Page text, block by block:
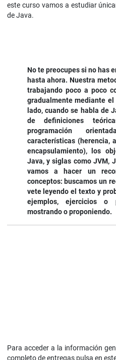
este curso vamos a estudiar
de Java.
No te preocupes si no has
hasta ahora. Nuestra
trabajando poco a poco
gradualmente mediante
lado, cuando se habla de
de definiciones
programación
características (herencia,
encapsulamiento), los
Java, y siglas como JVM,
vamos a hacer un
conceptos: buscamos un
vete leyendo el texto y
ejemplos, ejercicios o
mostrando o proponiendo.
Para acceder a la información
completo de entregas pulsa en